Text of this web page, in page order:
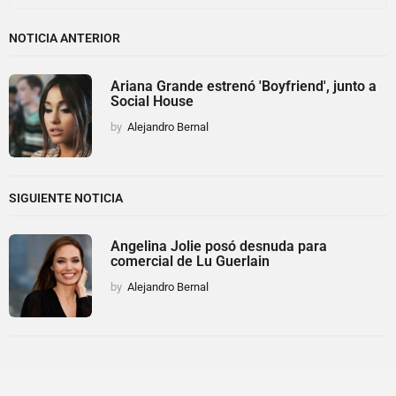
NOTICIA ANTERIOR
Ariana Grande estrenó 'Boyfriend', junto a
Social House
by Alejandro Bernal
SIGUIENTE NOTICIA
Angelina Jolie posó desnuda para
comercial de Lu Guerlain
by Alejandro Bernal